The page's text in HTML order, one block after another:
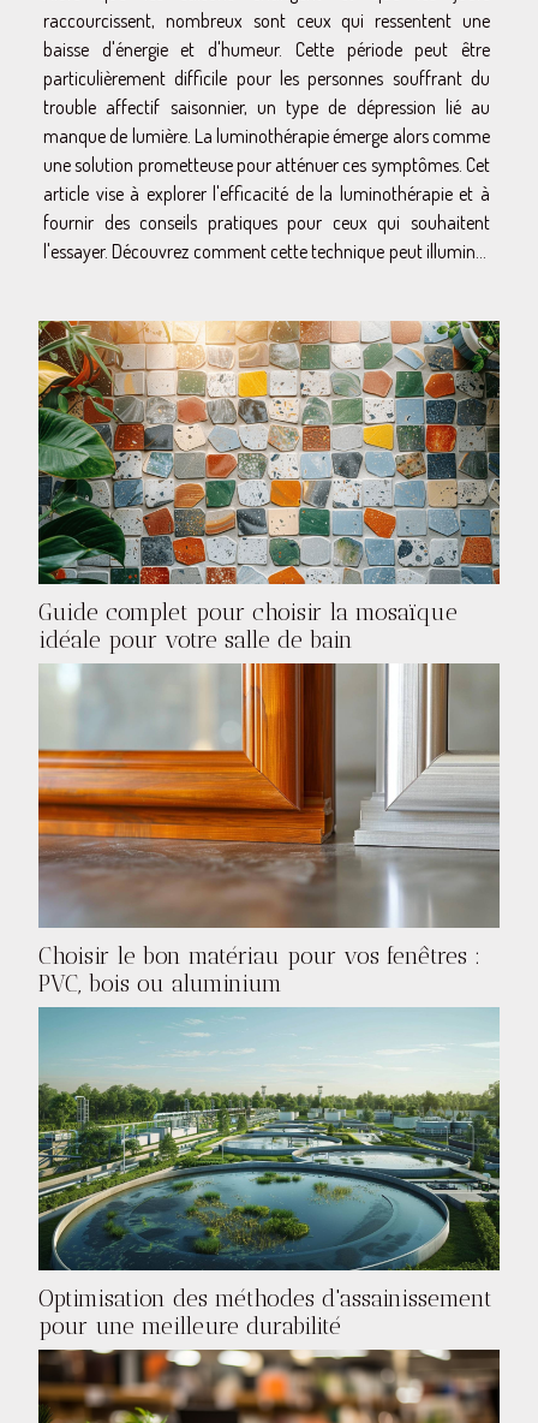
raccourcissent, nombreux sont ceux qui ressentent une
baisse d'énergie et d'humeur. Cette période peut être
particulièrement difficile pour les personnes souffrant du
trouble affectif saisonnier, un type de dépression lié au
manque de lumière. La luminothérapie émerge alors comme
une solution prometteuse pour atténuer ces symptômes. Cet
article vise à explorer l'efficacité de la luminothérapie et à
fournir des conseils pratiques pour ceux qui souhaitent
l'essayer. Découvrez comment cette technique peut illuminer
Guide complet pour choisir la mosaïque
idéale pour votre salle de bain
Choisir le bon matériau pour vos fenêtres :
PVC, bois ou aluminium
Optimisation des méthodes d'assainissement
pour une meilleure durabilité